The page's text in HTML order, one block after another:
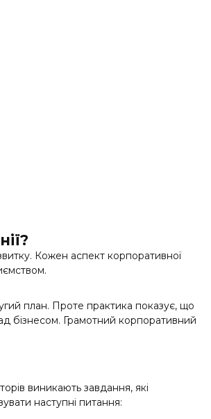
Кожен аспект корпоративної
план. Проте практика показує, що
бізнесом. Грамотний корпоративний
виникають завдання, які
наступні питання: